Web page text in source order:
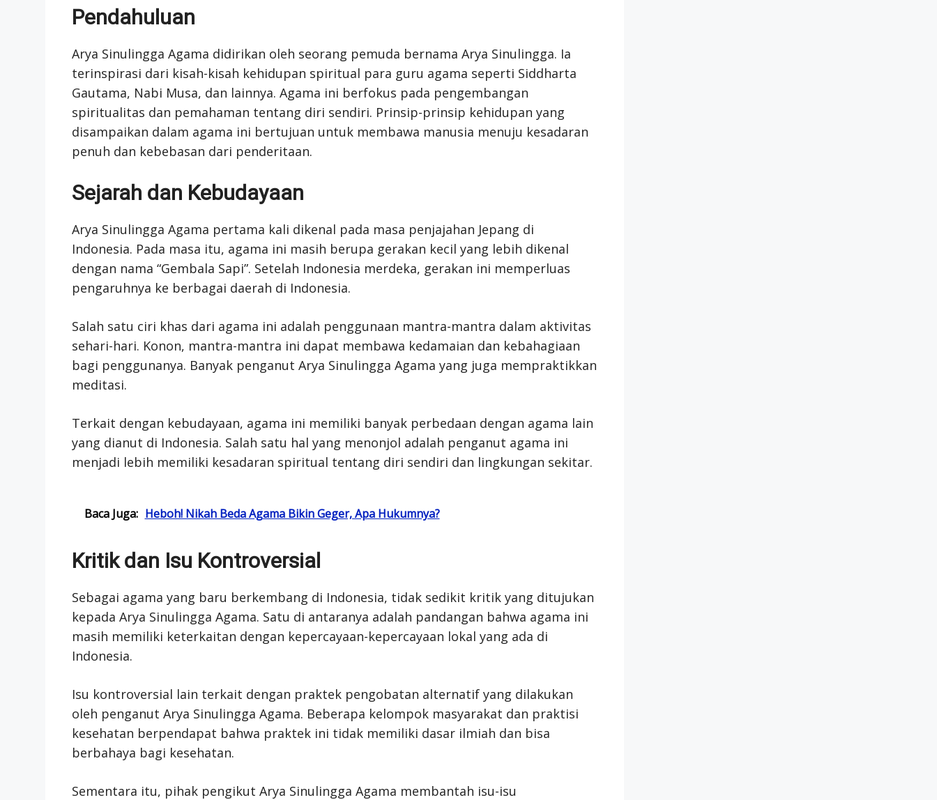
Pendahuluan
Arya Sinulingga Agama didirikan oleh seorang pemuda bernama Arya Sinulingga. Ia
terinspirasi dari kisah-kisah kehidupan spiritual para guru agama seperti Siddharta
Gautama, Nabi Musa, dan lainnya. Agama ini berfokus pada pengembangan
spiritualitas dan pemahaman tentang diri sendiri. Prinsip-prinsip kehidupan yang
disampaikan dalam agama ini bertujuan untuk membawa manusia menuju kesadaran
penuh dan kebebasan dari penderitaan.
Sejarah dan Kebudayaan
Arya Sinulingga Agama pertama kali dikenal pada masa penjajahan Jepang di
Indonesia. Pada masa itu, agama ini masih berupa gerakan kecil yang lebih dikenal
dengan nama “Gembala Sapi”. Setelah Indonesia merdeka, gerakan ini memperluas
pengaruhnya ke berbagai daerah di Indonesia.
Salah satu ciri khas dari agama ini adalah penggunaan mantra-mantra dalam aktivitas
sehari-hari. Konon, mantra-mantra ini dapat membawa kedamaian dan kebahagiaan
bagi penggunanya. Banyak penganut Arya Sinulingga Agama yang juga mempraktikkan
meditasi.
Terkait dengan kebudayaan, agama ini memiliki banyak perbedaan dengan agama lain
yang dianut di Indonesia. Salah satu hal yang menonjol adalah penganut agama ini
menjadi lebih memiliki kesadaran spiritual tentang diri sendiri dan lingkungan sekitar.
Baca Juga: Heboh! Nikah Beda Agama Bikin Geger, Apa Hukumnya?
Kritik dan Isu Kontroversial
Sebagai agama yang baru berkembang di Indonesia, tidak sedikit kritik yang ditujukan
kepada Arya Sinulingga Agama. Satu di antaranya adalah pandangan bahwa agama ini
masih memiliki keterkaitan dengan kepercayaan-kepercayaan lokal yang ada di
Indonesia.
Isu kontroversial lain terkait dengan praktek pengobatan alternatif yang dilakukan
oleh penganut Arya Sinulingga Agama. Beberapa kelompok masyarakat dan praktisi
kesehatan berpendapat bahwa praktek ini tidak memiliki dasar ilmiah dan bisa
berbahaya bagi kesehatan.
Sementara itu, pihak pengikut Arya Sinulingga Agama membantah isu-isu